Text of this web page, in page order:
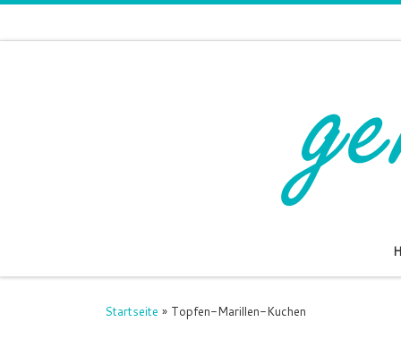
Startseite » Topfen-Marillen-Kuchen